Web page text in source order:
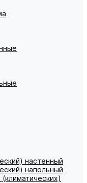
настенный
напольный